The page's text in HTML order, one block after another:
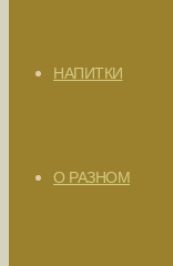
НАПИТКИ
О РАЗНОМ